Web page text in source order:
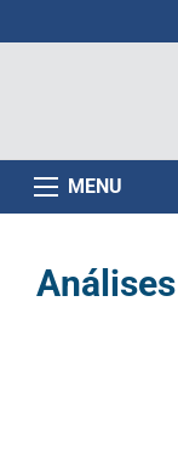
MENU
Análises